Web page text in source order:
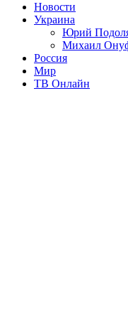
Новости
Украина
Юрий
Михаил
Россия
Мир
ТВ Онлайн